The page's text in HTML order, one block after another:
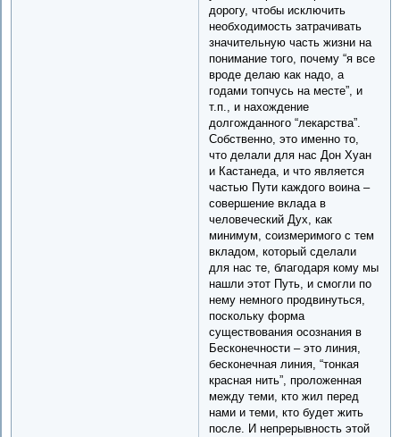
дорогу, чтобы исключить
необходимость затрачивать
значительную часть жизни на
понимание того, почему “я все
вроде делаю как надо, а
годами топчусь на месте”, и
т.п., и нахождение
долгожданного “лекарства”.
Собственно, это именно то,
что делали для нас Дон Хуан
и Кастанеда, и что является
частью Пути каждого воина –
совершение вклада в
человеческий Дух, как
минимум, соизмеримого с тем
вкладом, который сделали
для нас те, благодаря кому мы
нашли этот Путь, и смогли по
нему немного продвинуться,
поскольку форма
существования осознания в
Бесконечности – это линия,
бесконечная линия, “тонкая
красная нить”, проложенная
между теми, кто жил перед
нами и теми, кто будет жить
после. И непрерывность этой